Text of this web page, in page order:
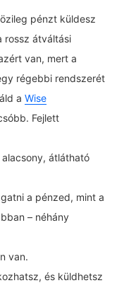
pénzt küldesz
rossz átváltási
van, mert a
régebbi rendszerét
a Wise
Fejlett
átlátható
a pénzed, mint a
– néhány
van.
és küldhetsz